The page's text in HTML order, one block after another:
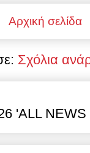
Αρχική σελίδα
Σχόλια
'ALL